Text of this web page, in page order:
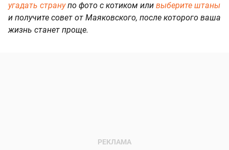
угадать странупо фото с котиком или выберите штаны
и получите совет от Маяковского, после которого ваша
жизнь станет проще.